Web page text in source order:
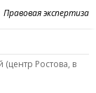
Ростова, в